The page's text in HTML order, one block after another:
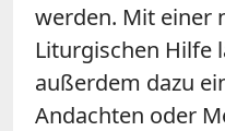
werden. Mit einer
Liturgischen Hilfe
außerdem dazu
Andachten oder